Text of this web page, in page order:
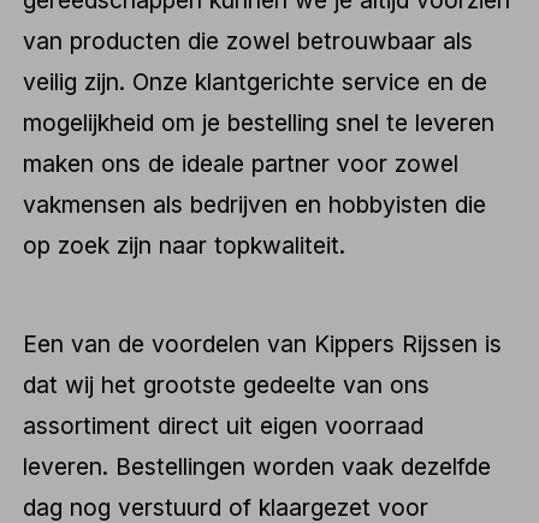
van producten die zowel betrouwbaar als
veilig zijn. Onze klantgerichte service en de
mogelijkheid om je bestelling snel te leveren
maken ons de ideale partner voor zowel
vakmensen als bedrijven en hobbyisten die
op zoek zijn naar topkwaliteit.
Een van de voordelen van Kippers Rijssen is
dat wij het grootste gedeelte van ons
assortiment direct uit eigen voorraad
leveren. Bestellingen worden vaak dezelfde
dag nog verstuurd of klaargezet voor